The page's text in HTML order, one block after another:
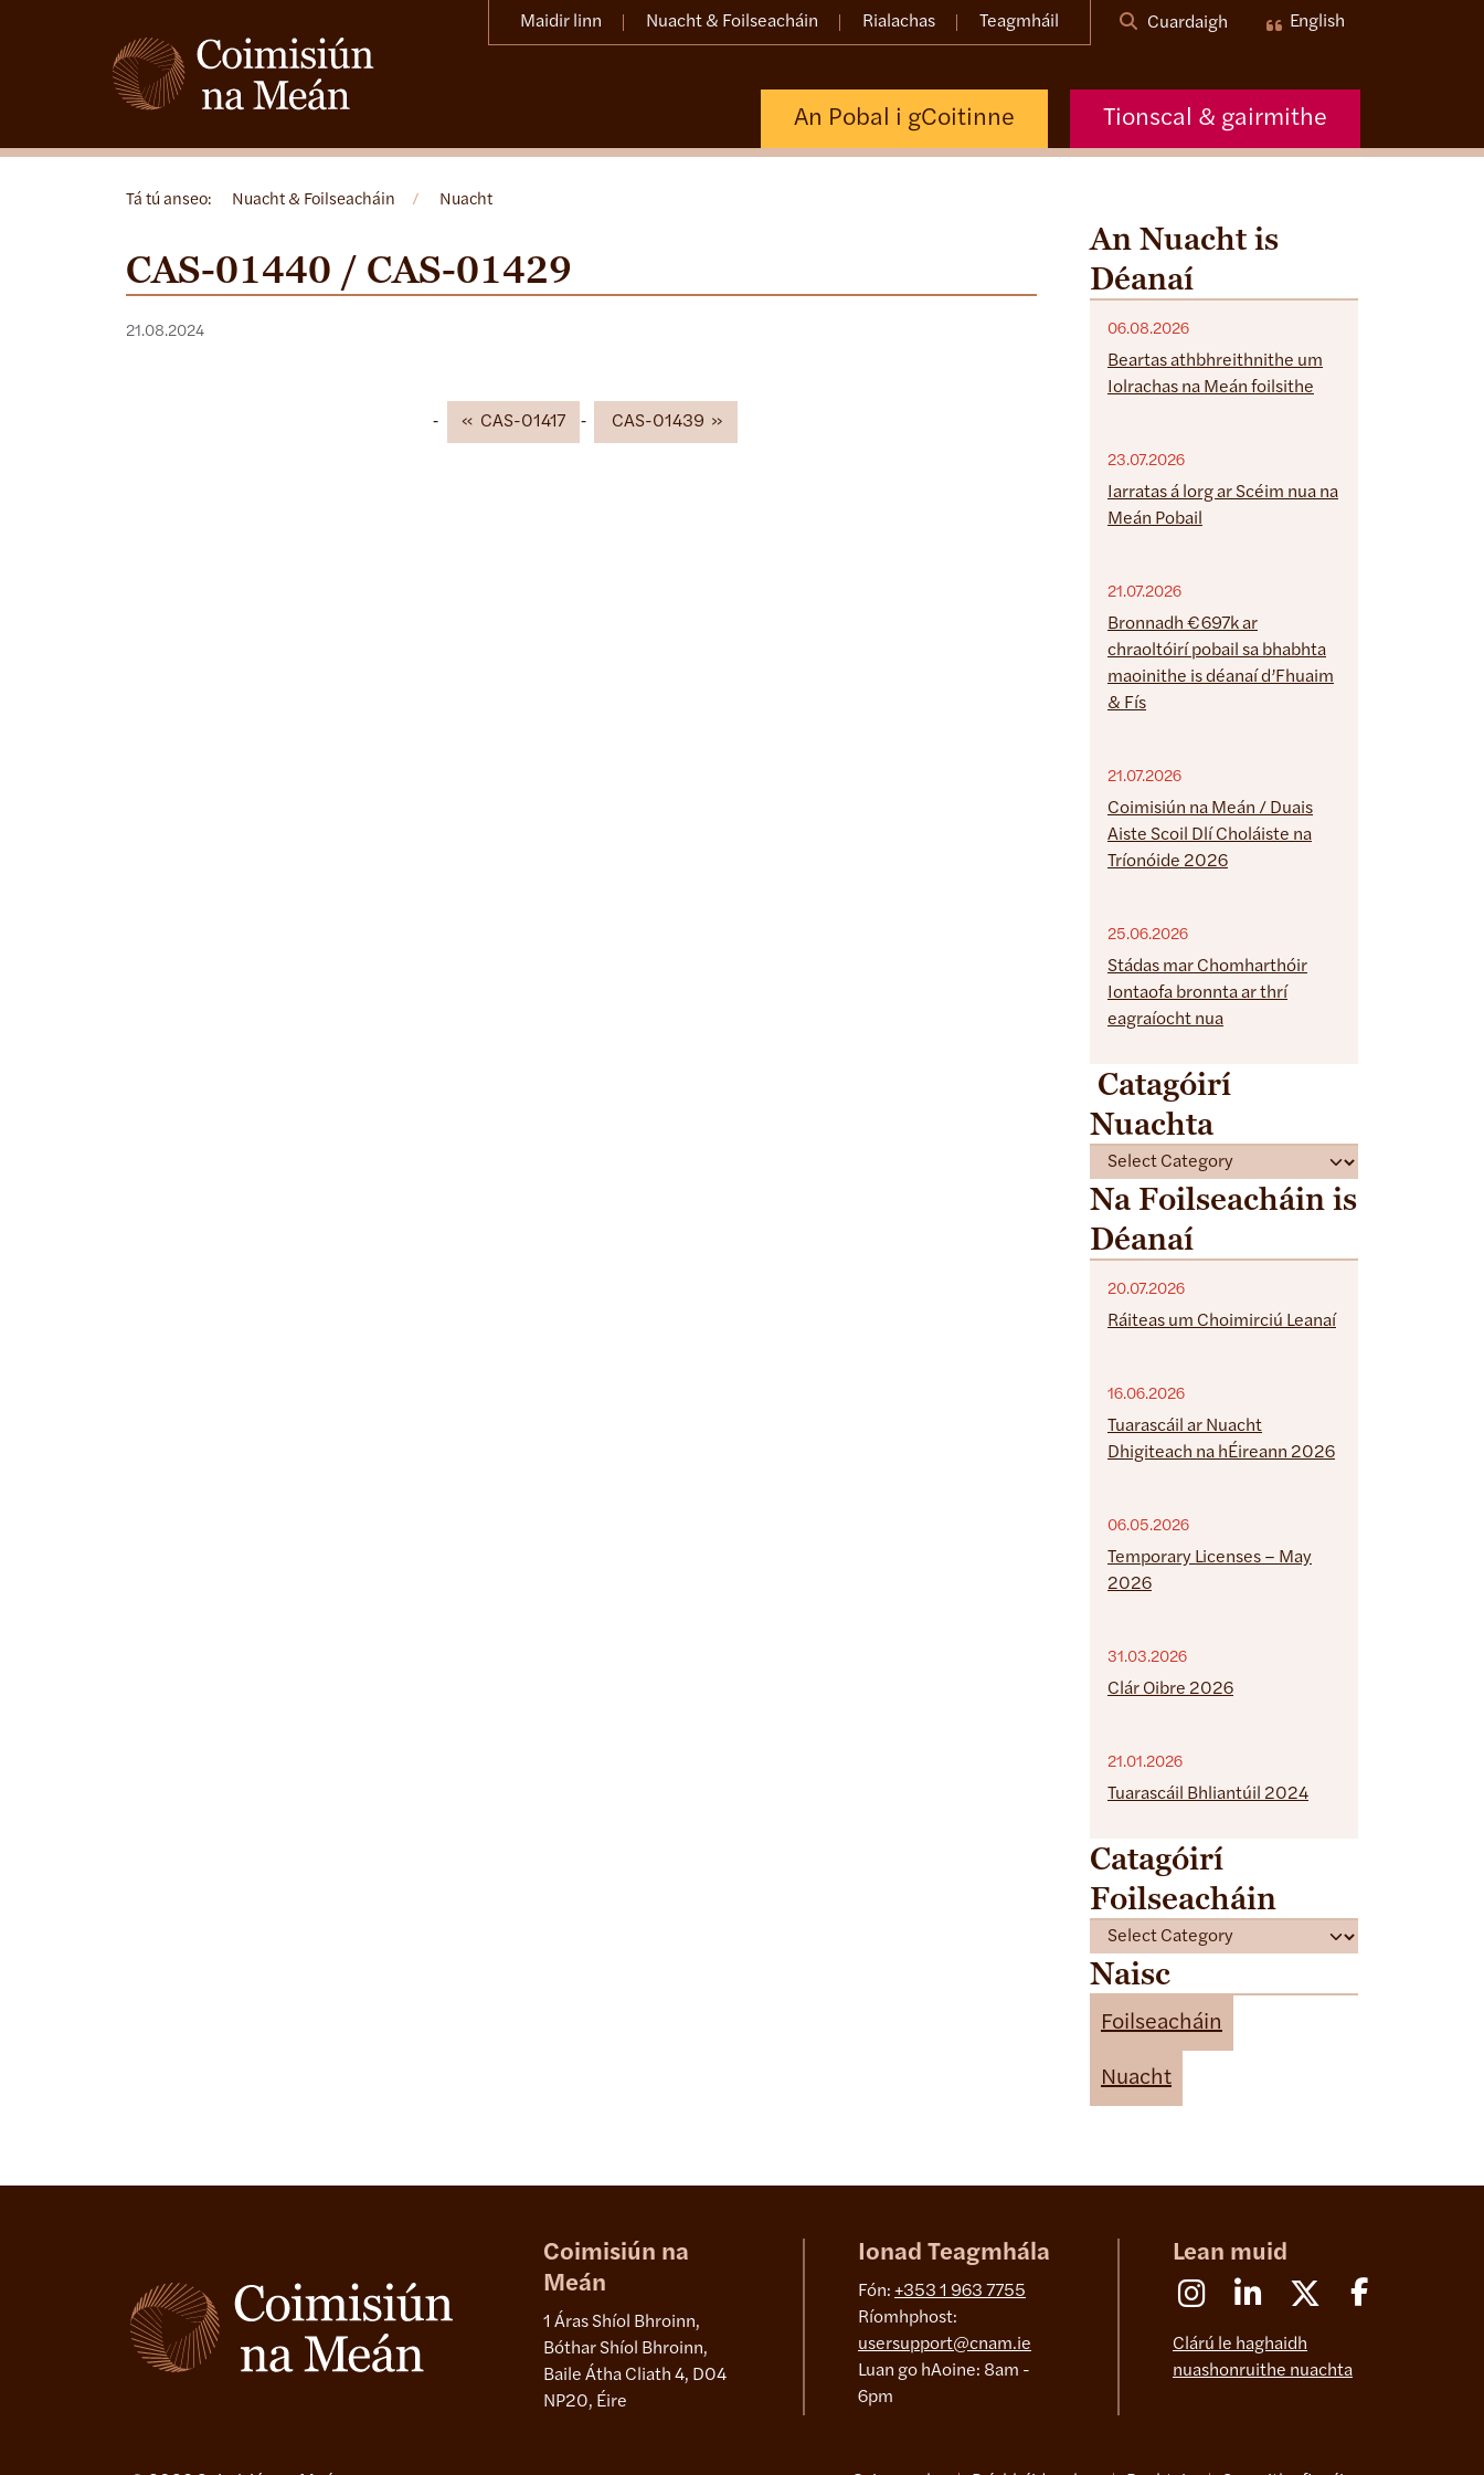
Maidir linn Nuacht & Foilseacháin Rialachas Teagmháil Cuardaigh English
An Pobal i gCoitinne Tionscal & gairmithe
Tá tú anseo: Nuacht & Foilseacháin / Nuacht
CAS-01440 / CAS-01429
21.08.2024
CAS-01417 CAS-01439
An Nuacht is
Déanaí
06.08.2026
Beartas athbhreithnithe um
Iolrachas na Meán foilsithe
23.07.2026
Iarratas á lorg ar Scéim nua na
Meán Pobail
21.07.2026
Bronnadh €697k ar
chraoltóirí pobail sa bhabhta
maoinithe is déanaí d’Fhuaim
& Fís
21.07.2026
Coimisiún na Meán / Duais
Aiste Scoil Dlí Choláiste na
Tríonóide 2026
25.06.2026
Stádas mar Chomharthóir
Iontaofa bronnta ar thrí
eagraíocht nua
Catagóirí
Nuachta
a
t
g
Na Foilseacháin is
Déanaí
20.07.2026
Ráiteas um Choimirciú Leanaí
16.06.2026
Tuarascáil ar Nuacht
Dhigiteach na hÉireann 2026
06.05.2026
Temporary Licenses – May
2026
31.03.2026
Clár Oibre 2026
21.01.2026
Tuarascáil Bhliantúil 2024
Catagóirí
Foilseacháin
a
t
Naisc
Foilseacháin
Nuacht
Coimisiún na
Meán
1 Áras Shíol Bhroinn,
Bóthar Shíol Bhroinn,
Baile Átha Cliath 4, D04
NP20, Éire
Ionad Teagmhála
Fón: +353 1 963 7755
Ríomhphost:
usersupport@cnam.ie
Luan go hAoine: 8am -
6pm
Lean muid
InstagramLinkedin X (Formerly Twitter)
Clárú le haghaidh
nuashonruithe nuachta